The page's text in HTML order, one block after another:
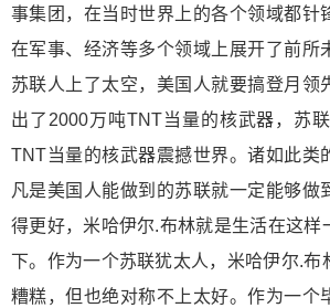
事集团，在当时世界上的各个领域都针
在军事、经济等多个领域上展开了前所
苏联人上了太空，美国人就要搞登月领
出了2000万吨TNT当量的核武器，苏
TNT当量的核武器震撼世界。诸如此类
凡是美国人能做到的苏联就一定能够做
得更好，米哈伊尔.布林就是生活在这样
下。作为一个苏联犹太人，米哈伊尔.布
糟糕，但也绝对称不上太好。作为一个